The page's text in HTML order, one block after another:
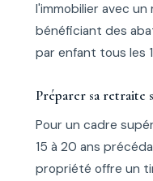
l'immobilier avec
bénéficiant des
par enfant tous les
Préparer sa retraite
Pour un cadre
15 à 20 ans
propriété offre un